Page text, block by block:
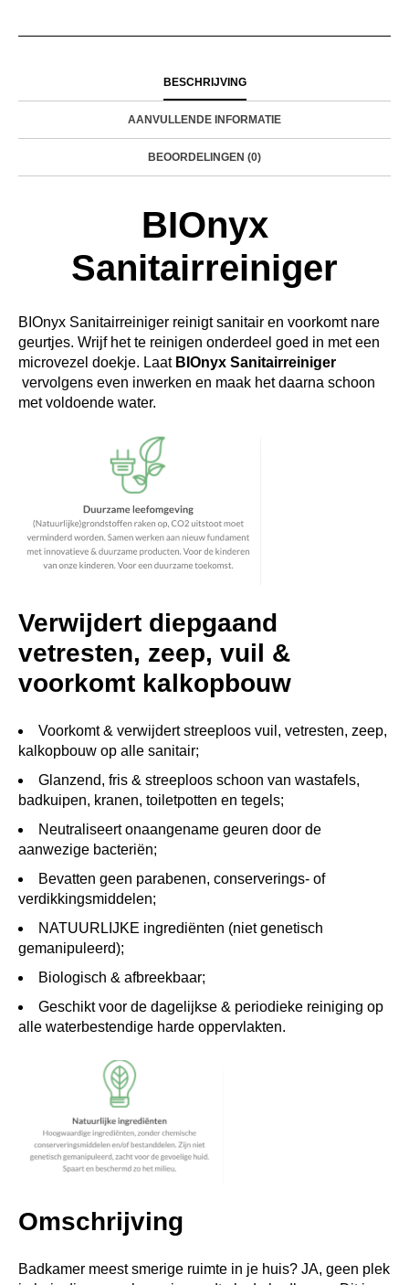
BESCHRIJVING
AANVULLENDE INFORMATIE
BEOORDELINGEN (0)
BIOnyx
Sanitairreiniger
BIOnyx Sanitairreiniger reinigt sanitair en voorkomt nare
geurtjes. Wrijf het te reinigen onderdeel goed in met een
microvezel doekje. Laat BIOnyx Sanitairreiniger
vervolgens even inwerken en maak het daarna schoon
met voldoende water.
Verwijdert diepgaand
vetresten, zeep, vuil &
voorkomt kalkopbouw
Voorkomt & verwijdert streeploos vuil, vetresten, zeep,
kalkopbouw op alle sanitair;
Glanzend, fris & streeploos schoon van wastafels,
badkuipen, kranen, toiletpotten en tegels;
Neutraliseert onaangename geuren door de
aanwezige bacteriën;
Bevatten geen parabenen, conserverings- of
verdikkingsmiddelen;
NATUURLIJKE ingrediënten (niet genetisch
gemanipuleerd);
Biologisch & afbreekbaar;
Geschikt voor de dagelijkse & periodieke reiniging op
alle waterbestendige harde oppervlakten.
Omschrijving
Badkamer meest smerige ruimte in je huis? JA, geen plek